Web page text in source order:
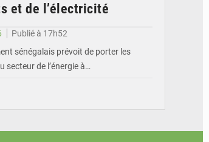
et de l’électricité
Publié à 17h52
sénégalais prévoit de porter les
secteur de l’énergie à…